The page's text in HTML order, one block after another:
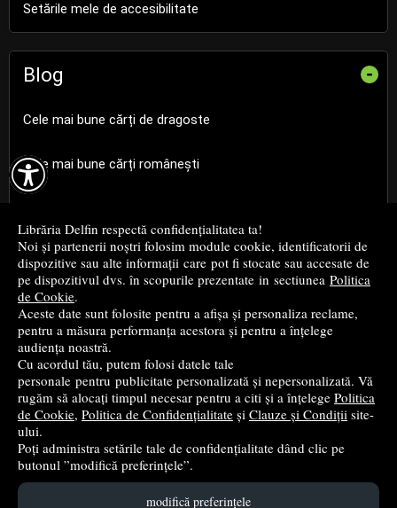

Librăria Delfin respectă confidențialitatea ta!
Noi și partenerii noștri folosim module cookie, identificatorii de
dispozitive sau alte informații care pot fi stocate sau accesate de
pe dispozitivul dvs. în scopurile prezentate in sectiunea Politica
de Cookie.
Aceste date sunt folosite pentru a afișa și personaliza reclame,
pentru a măsura performanța acestora și pentru a înțelege
audiența noastră.
Cu acordul tău, putem folosi datele tale
personale pentru publicitate personalizată și nepersonalizată. Vă
rugăm să alocați timpul necesar pentru a citi și a înțelege Politica
de Cookie, Politica de Confidențialitate și Clauze și Condiții site-
ului.
Poți administra setările tale de confidențialitate dând clic pe
butonul ”modifică preferințele”.
modifică preferințele
Setările mele de accesibilitate
Blog -
Cele mai bune cărți de dragoste
Cele mai bune cărți românești
Cele mai bune cărți de istorie
Top cărți beletristică
...toate știrile
© 2004 - 2026 Grup DZC SRL
Magazin onlinecreat de Vital Soft
Created in 0.0963 sec